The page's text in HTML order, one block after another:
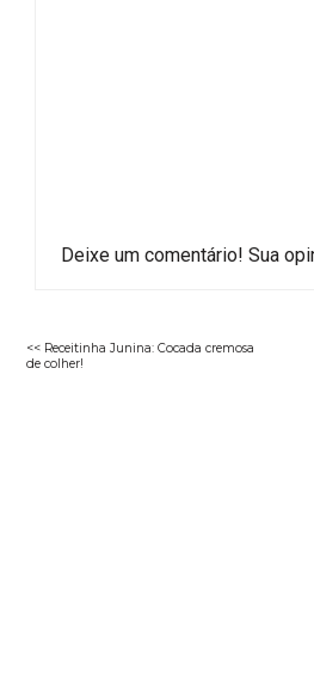
Deixe um comentário! Sua
<< Receitinha Junina: Cocada cremosa
de colher!